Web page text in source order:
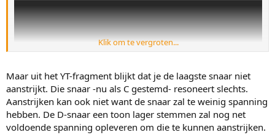
Klik om te vergroten...
Maar uit het YT-fragment blijkt dat je de laagste snaar niet
aanstrijkt. Die snaar -nu als C gestemd- resoneert slechts.
Aanstrijken kan ook niet want de snaar zal te weinig spanning
hebben. De D-snaar een toon lager stemmen zal nog net
voldoende spanning opleveren om die te kunnen aanstrijken.